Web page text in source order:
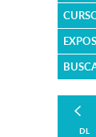
DL